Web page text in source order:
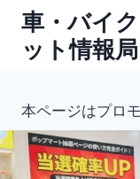
ッ
プ
車・バイ
ット情報局
本ページはプロ